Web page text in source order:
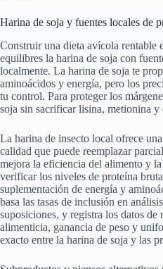
Harina de soja y fuentes locales de
Construir una dieta avícola rentable
equilibres la harina de soja con
localmente. La harina de soja te
aminoácidos y energía, pero los
tu control. Para proteger los
soja sin sacrificar lisina, metionina
La harina de insecto local ofrece
calidad que puede reemplazar
mejora la eficiencia del alimento y
verificar los niveles de proteína
suplementación de energía y
basa las tasas de inclusión en
suposiciones, y registra los datos
alimenticia, ganancia de peso y
exacto entre la harina de soja y las